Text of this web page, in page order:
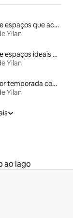
Aluguéis de espaços que aceitam animais de estimação
Yilan
Aluguéis de espaços ideais para famílias
Yilan
Aluguéis por temporada com café da manhã
Yilan
ao lago